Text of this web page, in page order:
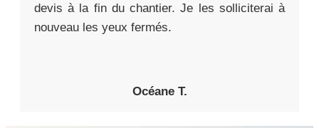
devis à la fin du chantier. Je les solliciterai à
nouveau les yeux fermés.
Océane T.